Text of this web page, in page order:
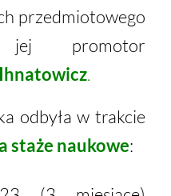
przedmiotowego
promotor
.
odbyła w trakcie
staże naukowe: